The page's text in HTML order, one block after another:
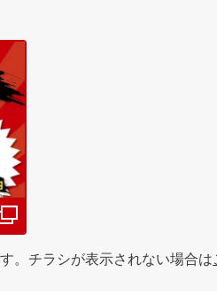
。チラシが表示されない場合は